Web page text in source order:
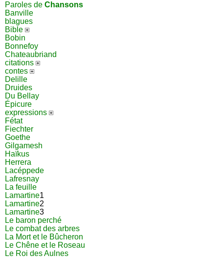
Paroles de Chansons
Banville
blagues
Bible
Bobin
Bonnefoy
Chateaubriand
citations
contes
Delille
Druides
Du Bellay
Épicure
expressions
Fétat
Fiechter
Goethe
Gilgamesh
Haïkus
Herrera
Lacéppede
Lafresnay
La feuille
Lamartine1
Lamartine2
Lamartine3
Le baron perché
Le combat des arbres
La Mort et le Bûcheron
Le Chêne et le Roseau
Le Roi des Aulnes